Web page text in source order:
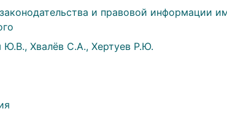
и правовой информации
Ю.В., Хвалёв С.А., Хертуев Р.Ю.